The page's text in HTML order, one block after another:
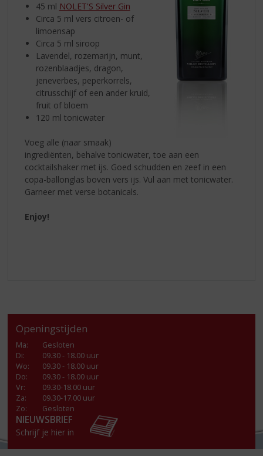
45 ml NOLET'S Silver Gin
Circa 5 ml vers citroen- of
limoensap
Circa 5 ml siroop
Lavendel, rozemarijn, munt,
rozenblaadjes, dragon,
jeneverbes, peperkorrels,
citrusschijf of een ander kruid,
fruit of bloem
120 ml tonicwater
Voeg alle (naar smaak)
ingrediënten, behalve tonicwater, toe aan een
cocktailshaker met ijs. Goed schudden en zeef in een
copa-ballonglas boven vers ijs. Vul aan met tonicwater.
Garneer met verse botanicals.
Enjoy!
Openingstijden
Ma:
Gesloten
Di:
09.30 - 18.00 uur
Wo:
09.30 - 18.00 uur
Do:
09.30 - 18.00 uur
Vr:
09.30-18.00 uur
Za:
09.30-17.00 uur
Zo:
Gesloten
NIEUWSBRIEF
Schrijf je hier in